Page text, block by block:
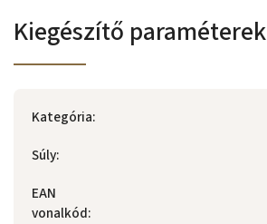
Kiegészítő paraméterek
Kategória:
Súly:
EAN
vonalkód: